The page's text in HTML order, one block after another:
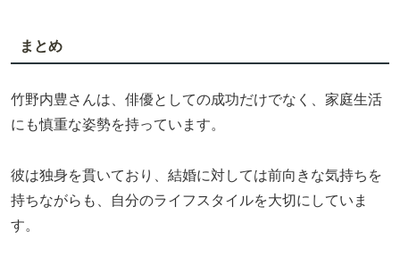
まとめ
竹野内豊さんは、俳優としての成功だけでなく、家庭生活
にも慎重な姿勢を持っています。
彼は独身を貫いており、結婚に対しては前向きな気持ちを
持ちながらも、自分のライフスタイルを大切にしていま
す。